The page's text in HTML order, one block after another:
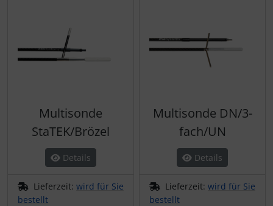
Multisonde
StaTEK/Brözel
Details
Lieferzeit: wird für Sie
bestellt
Multisonde DN/3-
fach/UN
Details
Lieferzeit: wird für Sie
bestellt